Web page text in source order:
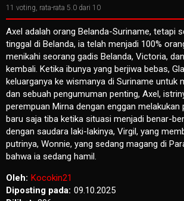
11 voting, rata-rata 5.0 dari 10
Axel adalah orang Belanda-Suriname, tetapi
tinggal di Belanda, ia telah menjadi 100%
menikahi seorang gadis Belanda, Victoria,
kembali. Ketika ibunya yang berjiwa bebas,
keluarganya ke wismanya di Suriname untuk
dan sebuah pengumuman penting, Axel,
perempuan Mirna dengan enggan melakukan
baru saja tiba ketika situasi menjadi benar-
dengan saudara laki-lakinya, Virgil, yang
putrinya, Wonnie, yang sedang magang di
bahwa ia sedang hamil.
Oleh: Kocokin21
Diposting pada: 09.10.2025